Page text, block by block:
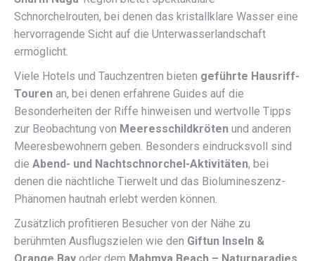
Schnorchelrouten, bei denen das kristallklare Wasser eine
hervorragende Sicht auf die Unterwasserlandschaft
ermöglicht.
Viele Hotels und Tauchzentren bieten geführte Hausriff-
Touren an, bei denen erfahrene Guides auf die
Besonderheiten der Riffe hinweisen und wertvolle Tipps
zur Beobachtung von Meeresschildkröten und anderen
Meeresbewohnern geben. Besonders eindrucksvoll sind
die Abend- und Nachtschnorchel-Aktivitäten, bei
denen die nächtliche Tierwelt und das Biolumineszenz-
Phänomen hautnah erlebt werden können.
Zusätzlich profitieren Besucher von der Nähe zu
berühmten Ausflugszielen wie den Giftun Inseln &